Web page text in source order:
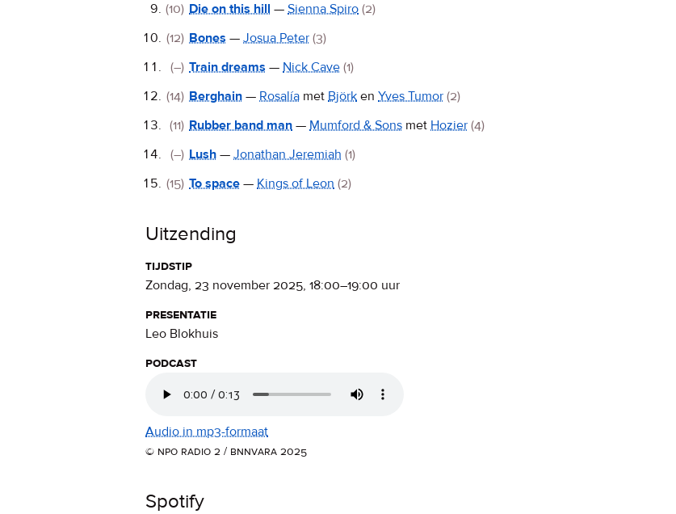
(10) Die on this hill — Sienna Spiro (2)
(12) Bones — Josua Peter (3)
(–) Train dreams — Nick Cave (1)
(14) Berghain — Rosalía met Björk en Yves Tumor (2)
(11) Rubber band man — Mumford & Sons met Hozier (4)
(–) Lush — Jonathan Jeremiah (1)
(15) To space — Kings of Leon (2)
Uitzending
tijdstip
zondag, 23 november 2025, 18:00–19:00 uur
presentatie
Leo Blokhuis
podcast
Audio in mp3-formaat
© npo radio 2 / bnnvara 2025
Spotify